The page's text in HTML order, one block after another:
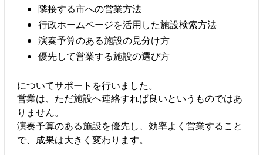
隣接する市への営業方法
行政ホームページを活用した施設検索方法
演奏予算のある施設の見分け方
優先して営業する施設の選び方
についてサポートを行いました。
営業は、ただ施設へ連絡すれば良いというものではあ
りません。
演奏予算のある施設を優先し、効率よく営業すること
で、成果は大きく変わります。